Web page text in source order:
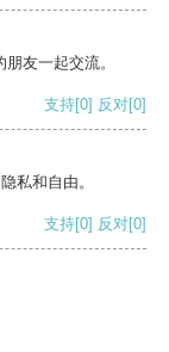
友一起交流。
支持[0] 反对[0]
私和自由。
支持[0] 反对[0]